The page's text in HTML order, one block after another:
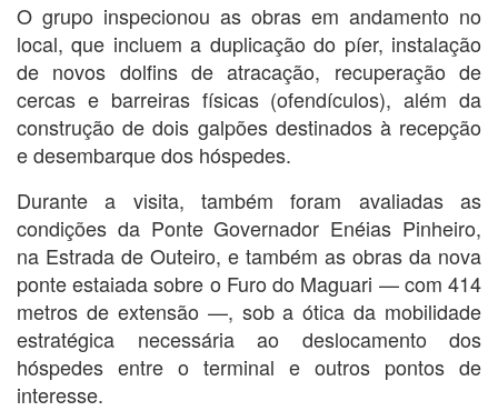
O grupo inspecionou as obras em andamento no
local, que incluem a duplicação do píer, instalação
de novos dolfins de atracação, recuperação de
cercas e barreiras físicas (ofendículos), além da
construção de dois galpões destinados à recepção
e desembarque dos hóspedes.
Durante a visita, também foram avaliadas as
condições da Ponte Governador Enéias Pinheiro,
na Estrada de Outeiro, e também as obras da nova
ponte estaiada sobre o Furo do Maguari — com 414
metros de extensão —, sob a ótica da mobilidade
estratégica necessária ao deslocamento dos
hóspedes entre o terminal e outros pontos de
interesse.